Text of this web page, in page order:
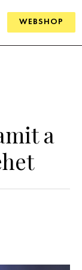
WEBSHOP
a